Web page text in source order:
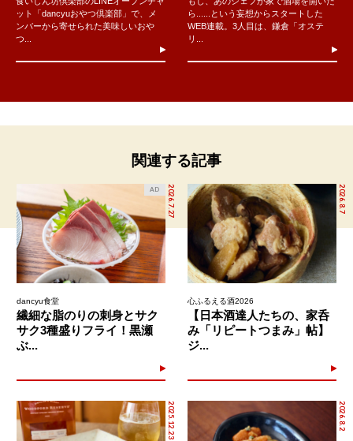
ット「dancyuおやつ倶楽部」で、メ
ンバーから寄せられた美味しいおや
つ...
ら......という妄想からスタートした
WEB連載。3人目は、鎌倉「オステ
リ...
関連する記事
2026.7.27
AD
dancyu食堂
繊細な脂のりの刺身とサク
サク3種盛りフライ！黒瀬
ぶ...
2026.8.7
心ふるえる酒2026
【日本酒達人たちの、家呑
み「リピートつまみ」帖】
ジ...
2025.12.23 2026.8.2